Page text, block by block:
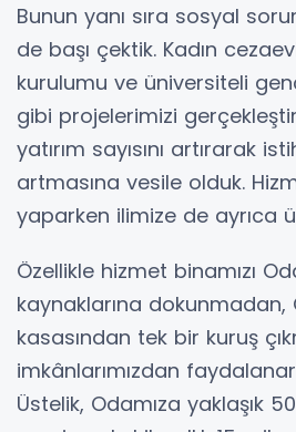
Bunun yanı sıra sosyal
de başı çektik. Kadın
kurulumu ve üniversiteli
gibi projelerimizi
yatırım sayısını artırarak
artmasına vesile olduk.
yaparken ilimize de ayrıca
Özellikle hizmet binamızı
kaynaklarına dokunmadan,
kasasından tek bir kuruş
imkânlarımızdan
Üstelik, Odamıza yaklaşık